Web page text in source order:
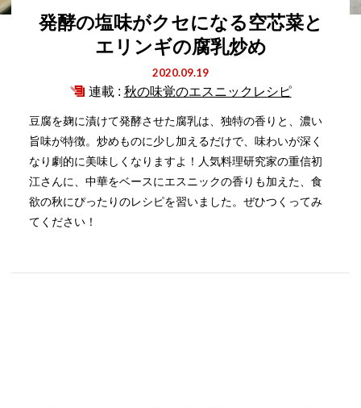
発酵の塩味がクセになる空芯菜と
エリンギの腐乳炒め
2020.09.19
連載 : 秋の味覚のエスニックレシピ
豆腐を麹に漬けて発酵させた腐乳は、独特の香りと、濃い
旨味が特徴。炒めものに少し加えるだけで、味わいが深く
なり劇的に美味しくなりますよ！人気料理研究家の重信初
江さんに、中華をベースにエスニックの香りも加えた、食
欲の秋にぴったりのレシピを習いました。ぜひつくってみ
てください！